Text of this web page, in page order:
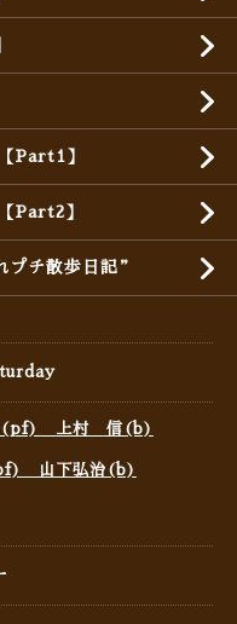
Part1】
Part2】
チ散歩日記”
(pf) 上村 信(b)
山下弘治(b)